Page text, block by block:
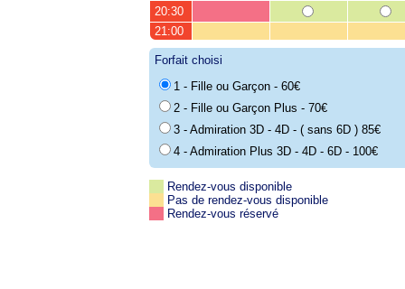
20:30
21:00
Forfait choisi
1 - Fille ou Garçon - 60€
2 - Fille ou Garçon Plus - 70€
3 - Admiration 3D - 4D - ( sans 6D ) 85€
4 - Admiration Plus 3D - 4D - 6D - 100€
Rendez-vous disponible
Pas de rendez-vous disponible
Rendez-vous réservé